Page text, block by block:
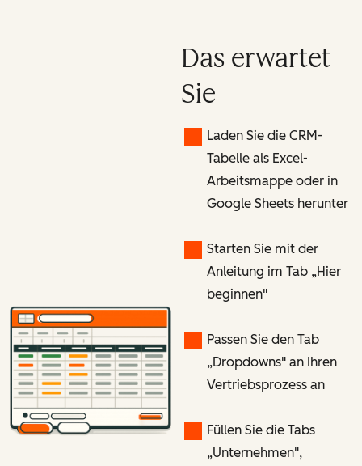
Das erwartet
Sie
Laden Sie die CRM-
Tabelle als Excel-
Arbeitsmappe oder in
Google Sheets herunter
Starten Sie mit der
Anleitung im Tab „Hier
beginnen"
Passen Sie den Tab
„Dropdowns" an Ihren
Vertriebsprozess an
Füllen Sie die Tabs
„Unternehmen",